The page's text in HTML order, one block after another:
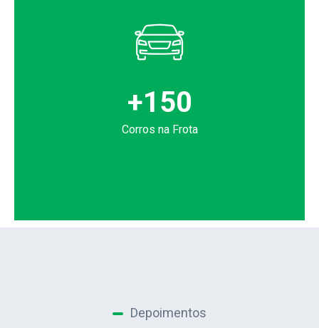
+150
Corros na Frota
Depoimentos